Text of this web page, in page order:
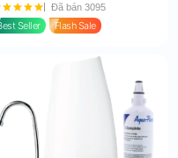
Đã bán 3095
Seller Flash Sale